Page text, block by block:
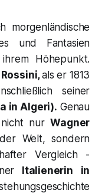
morgenländische
und Fantasien
Höhepunkt.
Rossini,als er 1813
seiner
in Algeri). Genau
nicht nurWagner
Welt, sondern
Vergleich -
Italienerin in